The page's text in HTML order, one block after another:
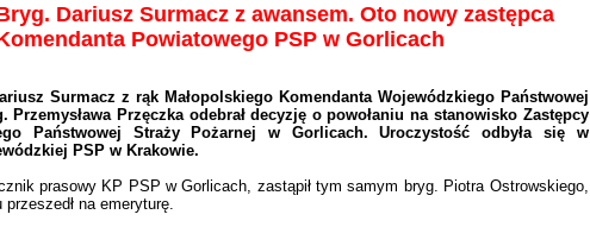
Dariusz Surmacz z awansem. Oto nowy zastępca
Powiatowego PSP w Gorlicach
Surmacz z rąk Małopolskiego Komendanta Wojewódzkiego Państwowej
Przemysława Przęczka odebrał decyzję o powołaniu na stanowisko Zastępcy
Państwowej Straży Pożarnej w Gorlicach. Uroczystość odbyła się w
PSP w Krakowie.
prasowy KP PSP w Gorlicach, zastąpił tym samym bryg. Piotra Ostrowskiego,
na emeryturę.